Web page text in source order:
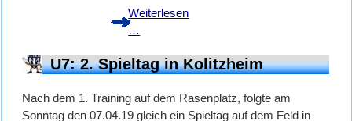
Weiterlesen
…
Spieltag
FAIR
PLAY
U7: 2. Spieltag in Kolitzheim
Nach dem 1. Training auf dem Rasenplatz, folgte am
Sonntag den 07.04.19 gleich ein Spieltag auf dem Feld in